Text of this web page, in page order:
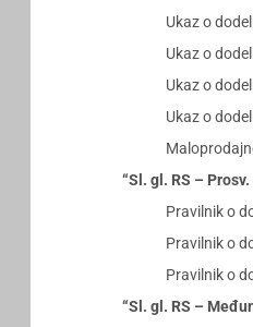
Ukaz o
Ukaz o
Ukaz o
Ukaz o
“Sl. gl. RS –
Pravilnik o
Pravilnik o
Pravilnik o
“Sl. gl. RS –